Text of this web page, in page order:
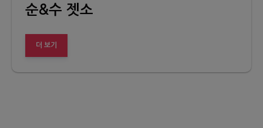
순&수 젯소
더 보기